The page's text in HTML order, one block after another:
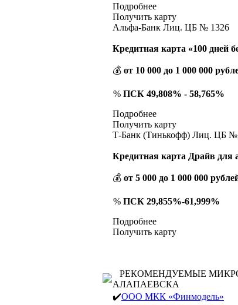
Подробнее
Получить карту
Альфа-Банк Лиц. ЦБ № 1326
Кредитная карта «100 дней
💰 от 10 000 до 1 000 000
% ПСК 49,808% - 58,765%
Подробнее
Получить карту
Т-Банк (Тинькофф) Лиц. ЦБ №
Кредитная карта Драйв для
💰 от 5 000 до 1 000 000
% ПСК 29,855%-61,999%
Подробнее
Получить карту
РЕКОМЕНДУЕМЫЕ
АЛАПАЕВСКА
✔️ООО МКК «Финмодель»